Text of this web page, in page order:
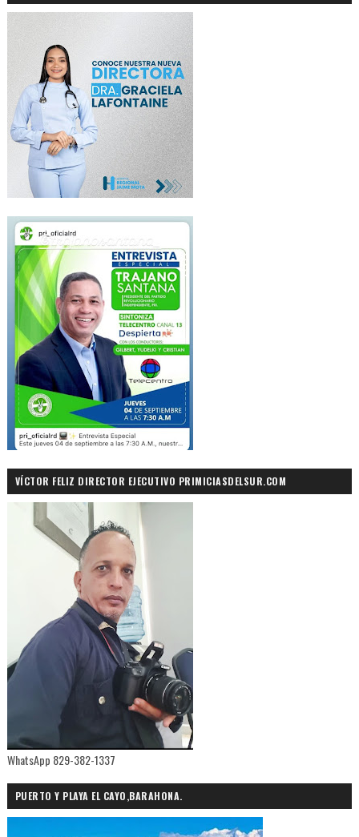
VÍCTOR FELIZ DIRECTOR EJECUTIVO PRIMICIASDELSUR.COM
WhatsApp 829-382-1337
PUERTO Y PLAYA EL CAYO,BARAHONA.